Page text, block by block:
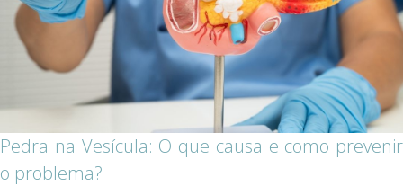
Pedra na Vesícula: O que causa e como prevenir
o problema?